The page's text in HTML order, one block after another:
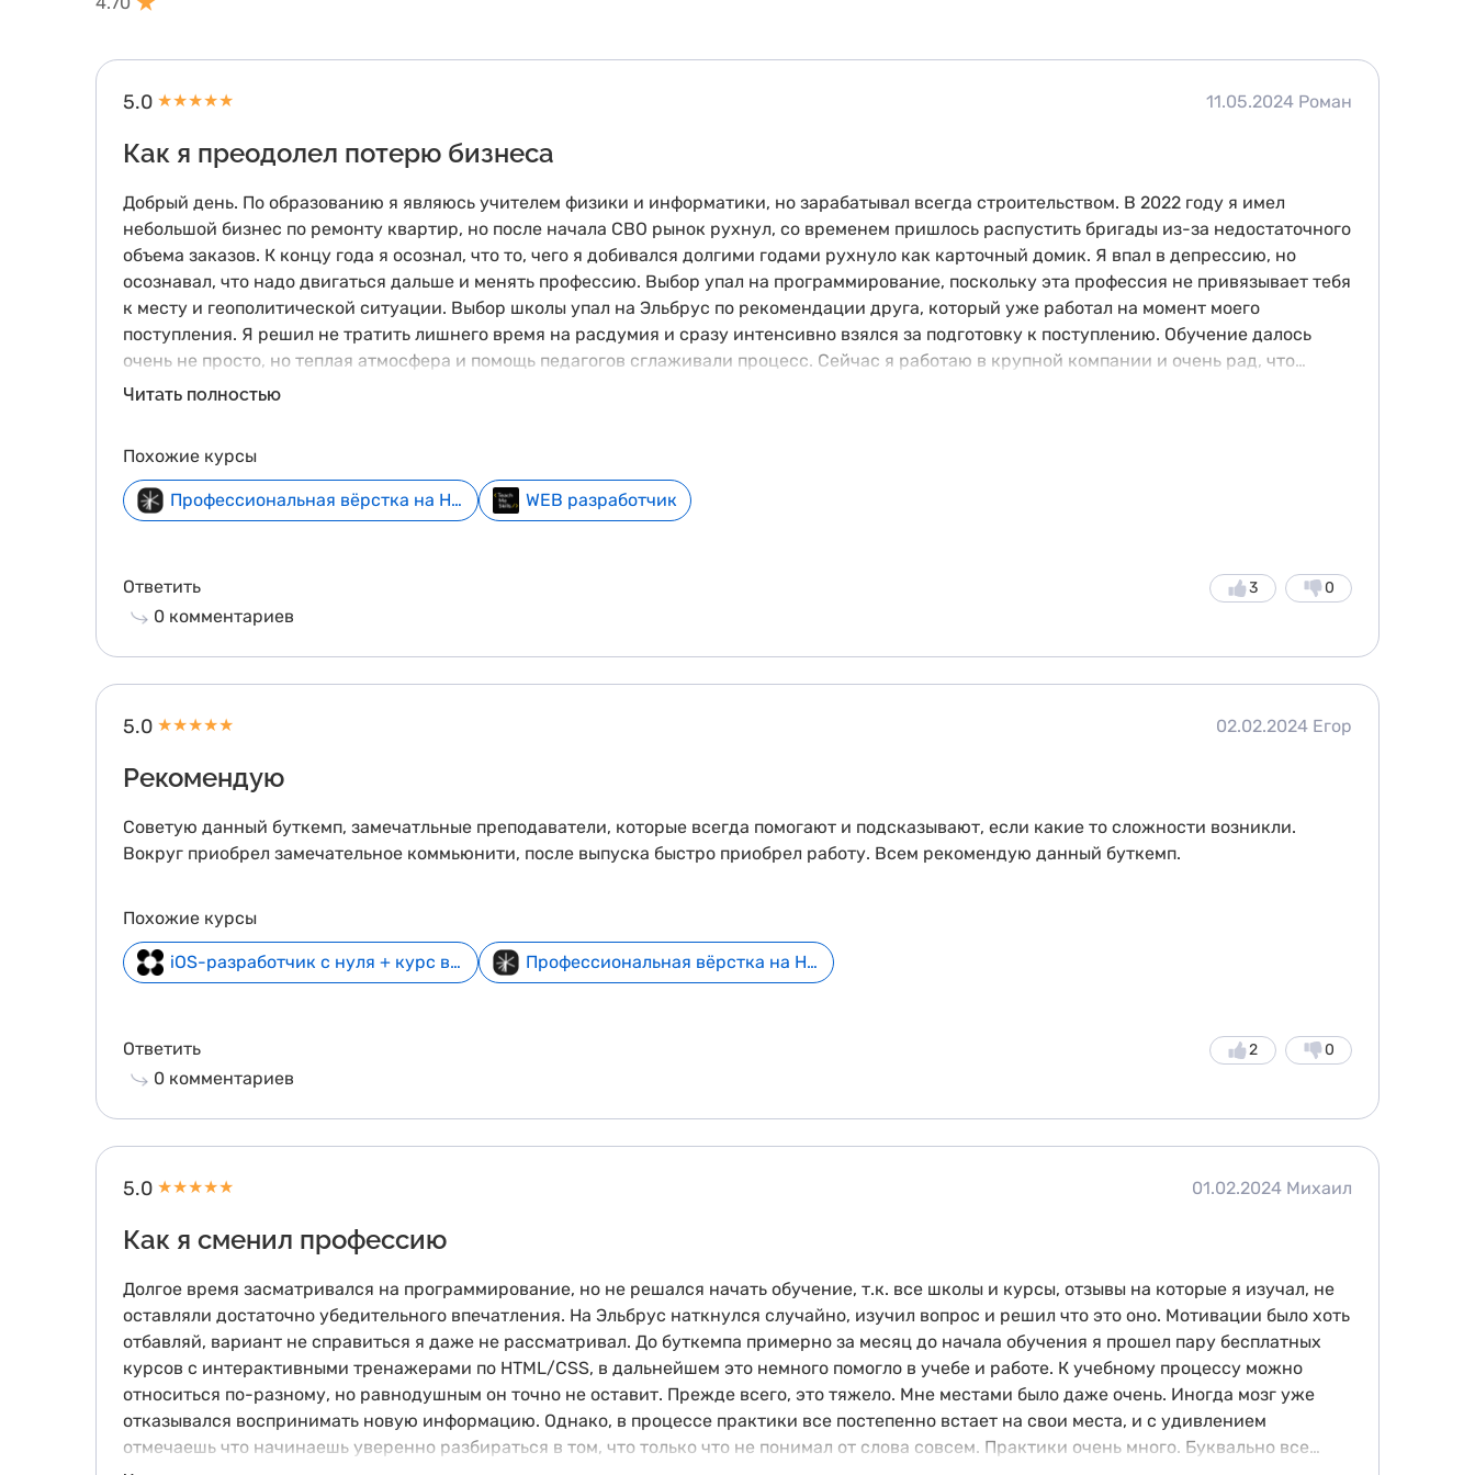
5.0 ★★★★★ 11.05.2024 Роман
Как я преодолел потерю бизнеса
Добрый день. По образованию я являюсь учителем физики и информатики, но зарабатывал всегда строительством. В 2022 году я имел
небольшой бизнес по ремонту квартир, но после начала СВО рынок рухнул, со временем пришлось распустить бригады из-за недостаточного
объема заказов. К концу года я осознал, что то, чего я добивался долгими годами рухнуло как карточный домик. Я впал в депрессию, но
осознавал, что надо двигаться дальше и менять профессию. Выбор упал на программирование, поскольку эта профессия не привязывает тебя
к месту и геополитической ситуации. Выбор школы упал на Эльбрус по рекомендации друга, который уже работал на момент моего
поступления. Я решил не тратить лишнего время на расдумия и сразу интенсивно взялся за подготовку к поступлению. Обучение далось
очень не просто, но теплая атмосфера и помощь педагогов сглаживали процесс. Сейчас я работаю в крупной компании и очень рад, что
выбрал именно Эльбрус.
Читать полностью
Похожие курсы
Профессиональная вёрстка на HTML и CSS - начни бесплатно WEB разработчик
Ответить
0 комментариев
0
3
5.0 ★★★★★ 02.02.2024 Егор
Рекомендую
Советую данный буткемп, замечатльные преподаватели, которые всегда помогают и подсказывают, если какие то сложности возникли.
Вокруг приобрел замечательное коммьюнити, после выпуска быстро приобрел работу. Всем рекомендую данный буткемп.
Похожие курсы
iOS-разработчик с нуля + курс в подарок Профессиональная вёрстка на HTML и CSS - начни бесплатно
Ответить
0 комментариев
0
2
5.0 ★★★★★ 01.02.2024 Михаил
Как я сменил профессию
Долгое время засматривался на программирование, но не решался начать обучение, т.к. все школы и курсы, отзывы на которые я изучал, не
оставляли достаточно убедительного впечатления. На Эльбрус наткнулся случайно, изучил вопрос и решил что это оно. Мотивации было хоть
отбавляй, вариант не справиться я даже не рассматривал. До буткемпа примерно за месяц до начала обучения я прошел пару бесплатных
курсов с интерактивными тренажерами по HTML/CSS, в дальнейшем это немного помогло в учебе и работе. К учебному процессу можно
относиться по-разному, но равнодушным он точно не оставит. Прежде всего, это тяжело. Мне местами было даже очень. Иногда мозг уже
отказывался воспринимать новую информацию. Однако, в процессе практики все постепенно встает на свои места, и с удивлением
отмечаешь что начинаешь уверенно разбираться в том, что только что не понимал от слова совсем. Практики очень много. Буквально все